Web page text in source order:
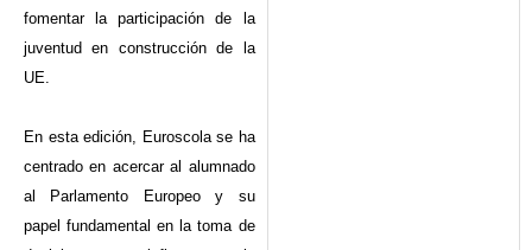
fomentar la participación de la
juventud en construcción de la
UE.
En esta edición, Euroscola se ha
centrado en acercar al alumnado
al Parlamento Europeo y su
papel fundamental en la toma de